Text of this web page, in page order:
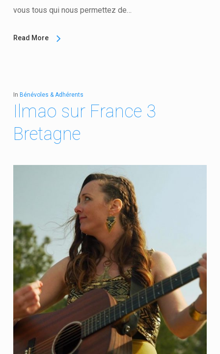
vous tous qui nous permettez de…
Read More
In Bénévoles & Adhérents
Ilmao sur France 3
Bretagne